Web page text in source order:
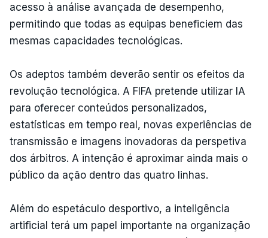
acesso à análise avançada de desempenho,
permitindo que todas as equipas beneficiem das
mesmas capacidades tecnológicas.
Os adeptos também deverão sentir os efeitos da
revolução tecnológica. A FIFA pretende utilizar IA
para oferecer conteúdos personalizados,
estatísticas em tempo real, novas experiências de
transmissão e imagens inovadoras da perspetiva
dos árbitros. A intenção é aproximar ainda mais o
público da ação dentro das quatro linhas.
Além do espetáculo desportivo, a inteligência
artificial terá um papel importante na organização